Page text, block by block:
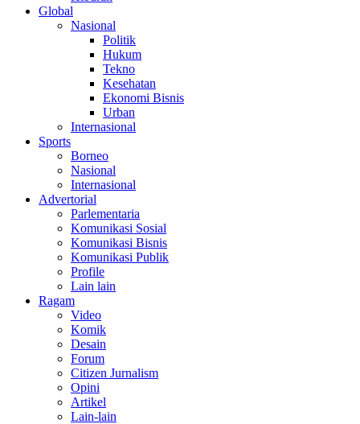
Global
Nasional
Politik
Hukum
Tekno
Kesehatan
Ekonomi Bisnis
Urban
Internasional
Sports
Borneo
Nasional
Internasional
Advertorial
Parlementaria
Komunikasi Sosial
Komunikasi Bisnis
Komunikasi Publik
Profile
Lain lain
Ragam
Video
Komik
Desain
Forum
Citizen Jurnalism
Opini
Artikel
Lain-lain